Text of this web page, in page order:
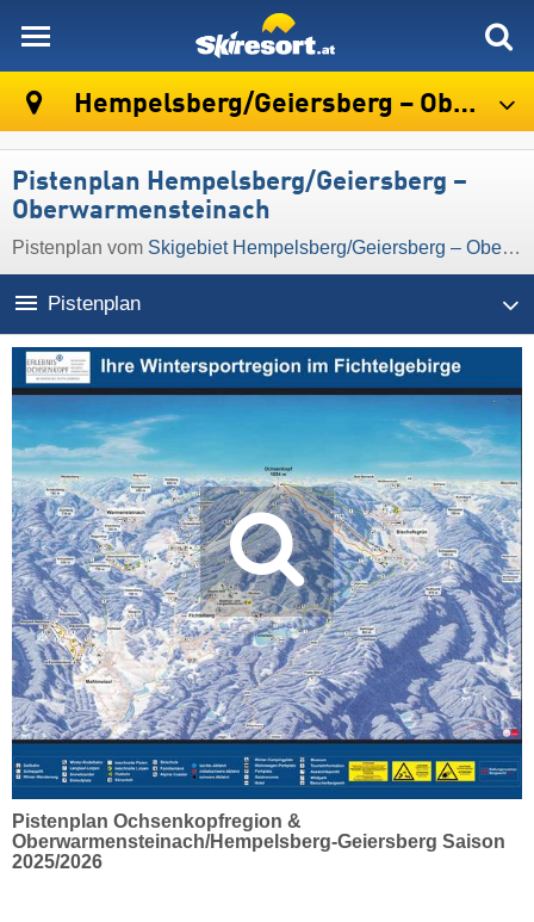
Hempelsberg/​Geiersberg – Oberwarmensteinach
Pistenplan Hempelsberg/​Geiersberg –
Oberwarmensteinach
Pistenplan vom Skigebiet Hempelsberg/​Geiersberg – Oberwarmensteinach
Pistenplan
Pistenplan Ochsenkopfregion &
Oberwarmensteinach/Hempelsberg-Geiersberg Saison
2025/2026